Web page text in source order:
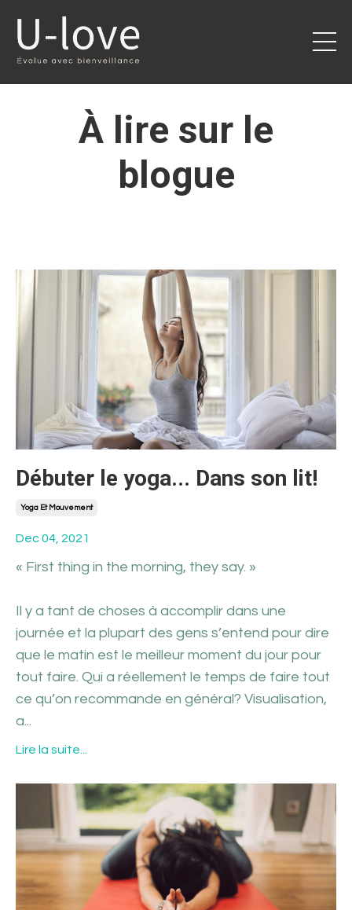
À lire sur le
blogue
Débuter le yoga... Dans son lit!
Yoga Et Mouvement
Dec 04, 2021
« First thing in the morning, they say. »
Il y a tant de choses à accomplir dans une
journée et la plupart des gens s’entend pour dire
que le matin est le meilleur moment du jour pour
tout faire. Qui a réellement le temps de faire tout
ce qu’on recommande en général? Visualisation,
a...
Lire la suite...